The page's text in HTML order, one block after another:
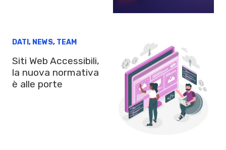
DATI , NEWS, TEAM
Siti Web Accessibili,
la nuova normativa
è alle porte